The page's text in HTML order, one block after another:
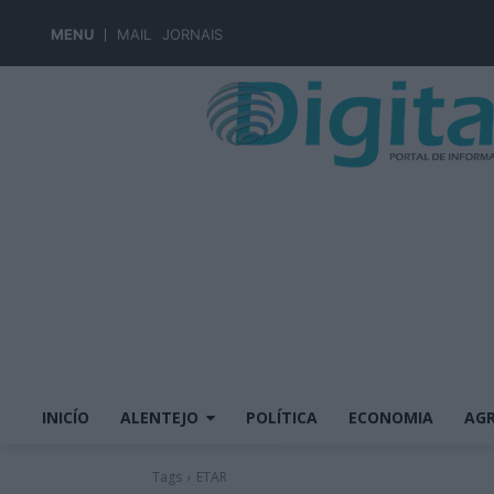
MENU MAIL JORNAIS
INICÍO ALENTEJO POLÍTICA ECONOMIA
Tags ETAR